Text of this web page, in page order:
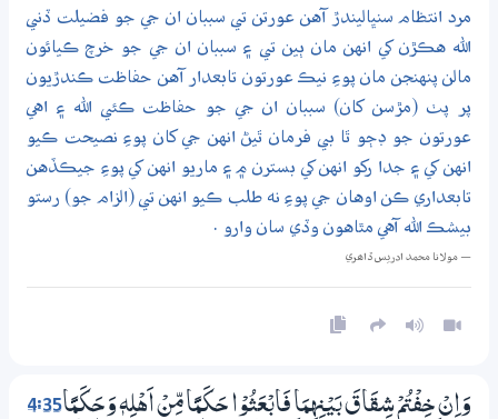
مرد انتظام سنڀاليندڙ آهن عورتن تي سببان ان جي جو فضيلت ڏني
الله هڪڙن کي انهن مان ٻين تي ۽ سببان ان جي جو خرچ ڪيائون
مالن پنهنجن مان پوءِ نيڪ عورتون تابعدار آهن حفاظت ڪندڙيون
پر پٺ (مڙسن کان) سببان ان جي جو حفاظت ڪئي الله ۽ اهي
عورتون جو ڊڄو ٿا بي فرمان ٿيڻ انهن جي کان پوءِ نصيحت ڪيو
انهن کي ۽ جدا رکو انهن کي بسترن ۾ ۽ ماريو انهن کي پوءِ جيڪڏهن
تابعداري ڪن اوهان جي پوءِ نه طلب ڪيو انهن تي (الزام جو) رستو
بيشڪ الله آهي مٿاهون وڏي سان وارو .
— مولانا محمد ادريس ڏاھري
4:35وَاِنْ خِفْتُمْ شِقَاقَ بَيْنِهِمَا فَابْعَثُوْا حَكَـمًا مِّنْ اَھْلِهٖ وَحَكَـمًا